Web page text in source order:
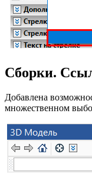
Сборки.
Добавлена
множественном